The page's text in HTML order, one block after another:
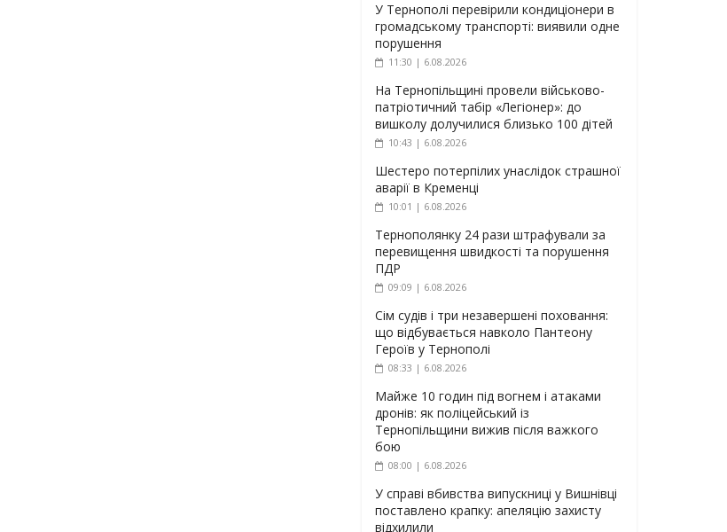
У Тернополі перевірили кондиціонери в
громадському транспорті: виявили одне
порушення
11:30 | 6.08.2026
На Тернопільщині провели військово-
патріотичний табір «Легіонер»: до
вишколу долучилися близько 100 дітей
10:43 | 6.08.2026
Шестеро потерпілих унаслідок страшної
аварії в Кременці
10:01 | 6.08.2026
Тернополянку 24 рази штрафували за
перевищення швидкості та порушення
ПДР
09:09 | 6.08.2026
Сім судів і три незавершені поховання:
що відбувається навколо Пантеону
Героїв у Тернополі
08:33 | 6.08.2026
Майже 10 годин під вогнем і атаками
дронів: як поліцейський із
Тернопільщини вижив після важкого
бою
08:00 | 6.08.2026
У справі вбивства випускниці у Вишнівці
поставлено крапку: апеляцію захисту
відхилили